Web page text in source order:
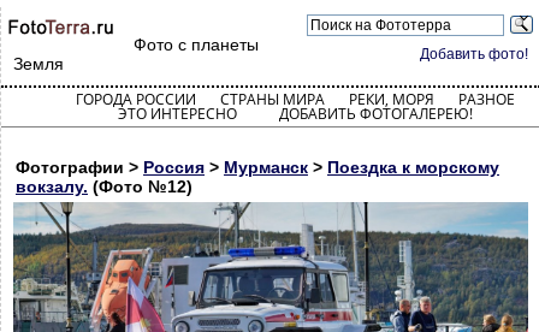
Добавить фото!
Фото с планеты
Земля
ГОРОДА РОССИИ СТРАНЫ МИРА РЕКИ, МОРЯ РАЗНОЕ
ЭТО ИНТЕРЕСНО ДОБАВИТЬ ФОТОГАЛЕРЕЮ!
Фотографии > Россия > Мурманск > Поездка к морскому
вокзалу. (Фото №12)